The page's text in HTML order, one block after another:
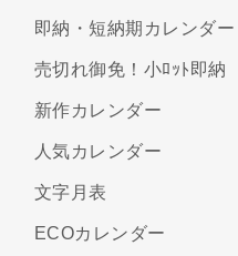
即納・短納期カレンダー
売切れ御免！小ﾛｯﾄ即納
新作カレンダー
人気カレンダー
文字月表
ECOカレンダー